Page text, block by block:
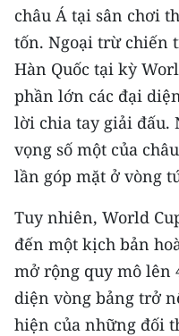
Media Giáo dục
Media Y tế
Media Khoa học -
Media Môi trường
Ảnh
Infographic
TIN MỚI
TIN ĐỊA PHƯƠNG
châu Á tại sân chơi
tốn. Ngoại trừ chiến
Hàn Quốc tại kỳ
phần lớn các đại
lời chia tay giải đấu.
vọng số một của
lần góp mặt ở vòng
Tuy nhiên, World
đến một kịch bản
mở rộng quy mô lên
diện vòng bảng trở
hiện của những đối